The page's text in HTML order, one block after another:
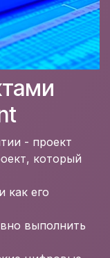
- проект
который
как его
выполнить